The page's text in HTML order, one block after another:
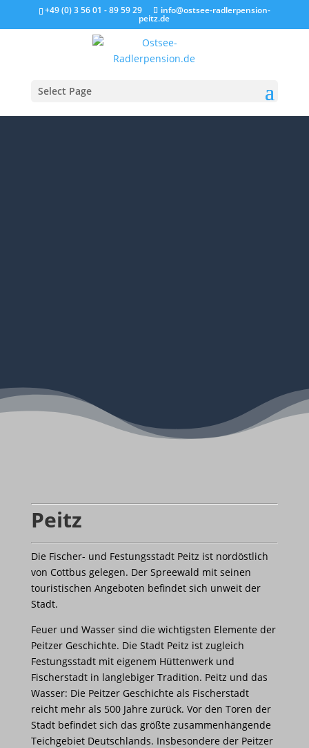
+49 (0) 3 56 01 - 89 59 29 info@ostsee-radlerpension-
peitz.de
Select Page
Peitz
Die Fischer- und Festungsstadt Peitz ist nordöstlich
von Cottbus gelegen. Der Spreewald mit seinen
touristischen Angeboten befindet sich unweit der
Stadt.
Feuer und Wasser sind die wichtigsten Elemente der
Peitzer Geschichte. Die Stadt Peitz ist zugleich
Festungsstadt mit eigenem Hüttenwerk und
Fischerstadt in langlebiger Tradition. Peitz und das
Wasser: Die Peitzer Geschichte als Fischerstadt
reicht mehr als 500 Jahre zurück. Vor den Toren der
Stadt befindet sich das größte zusammenhängende
Teichgebiet Deutschlands. Insbesondere der Peitzer